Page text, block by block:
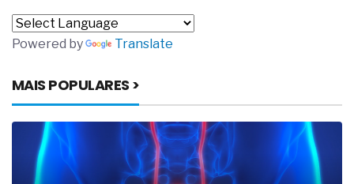
Powered by Translate
MAIS POPULARES >